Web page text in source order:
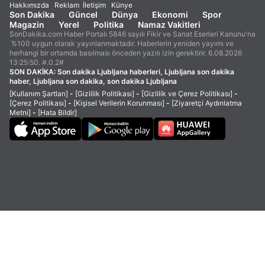
Hakkımızda Reklam İletişim Künye
Son Dakika Güncel Dünya Ekonomi
Spor
Magazin
Yerel Politika Namaz Vakitleri
SonDakika.com Haber Portalı 5846 sayılı Fikir ve Sanat Eserleri Kanunu'na
%100 uygun olarak yayınlanmaktadır. Haberlerin yeniden yayımı ve
herhangi bir ortamda basılması önceden yazılı izin gerektirir. 6.08.2026
13:25:50. #.0.2#
SON DAKİKA: Son dakika Ljubljana haberleri, Ljubljana son dakika
haber, Ljubljana son dakika, son dakika Ljubljana
[Kullanım Şartları] - [Gizlilik Politikası] - [Gizlilik ve Çerez Politikası] -
[Çerez Politikası] - [Kişisel Verilerin Korunması] - [Ziyaretçi Aydınlatma
Metni] - [Hata Bildir]